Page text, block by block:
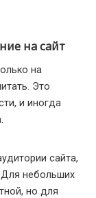
на сайт
на
Это
и иногда
сайта,
небольших
но для